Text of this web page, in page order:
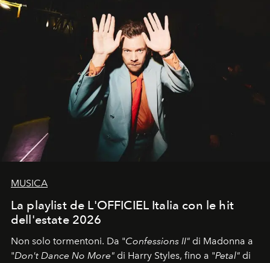
MUSICA
La playlist de L'OFFICIEL Italia con le hit
dell'estate 2026
Non solo tormentoni. Da "Confessions II" di Madonna a
"Don't Dance No More" di Harry Styles, fino a "Petal" di